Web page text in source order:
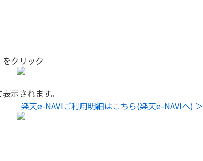
クリック
示されます。
楽天e-NAVIご利用明細はこちら(楽天e-NAVIへ) ＞